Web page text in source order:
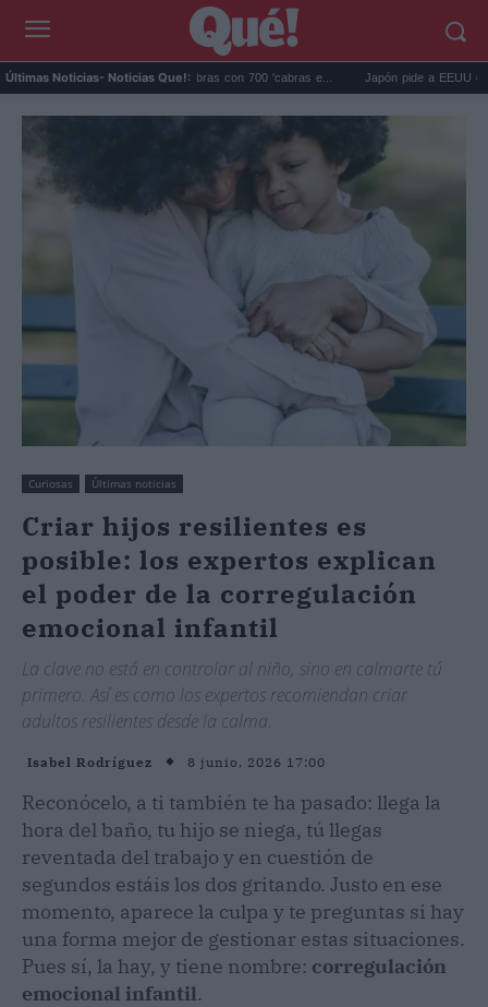
Últimas Noticias- Noticias Que!:
eliminó 140.000 cabras con 700 'cabras e... Japón pide a EEUU que deje
Curiosas Últimas noticias
Criar hijos resilientes es
posible: los expertos explican
el poder de la corregulación
emocional infantil
La clave no está en controlar al niño, sino en calmarte tú
primero. Así es como los expertos recomiendan criar
adultos resilientes desde la calma.
Isabel Rodríguez 8 junio, 2026 17:00
Reconócelo, a ti también te ha pasado: llega la
hora del baño, tu hijo se niega, tú llegas
reventada del trabajo y en cuestión de
segundos estáis los dos gritando. Justo en ese
momento, aparece la culpa y te preguntas si hay
una forma mejor de gestionar estas situaciones.
Pues sí, la hay, y tiene nombre: corregulación
emocional infantil.